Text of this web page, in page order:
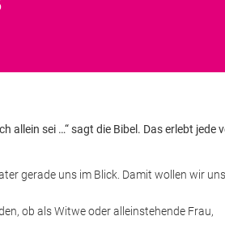
allein sei …“ sagt die Bibel. Das erlebt
gerade uns im Blick. Damit wollen wir
ob als Witwe oder alleinstehende Frau,